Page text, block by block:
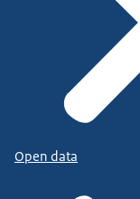
Open data